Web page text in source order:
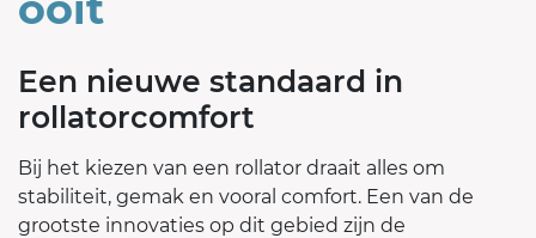
Een nieuwe standaard in
rollatorcomfort
Bij het kiezen van een rollator draait alles om
stabiliteit, gemak en vooral comfort. Een van de
grootste innovaties op dit gebied zijn de